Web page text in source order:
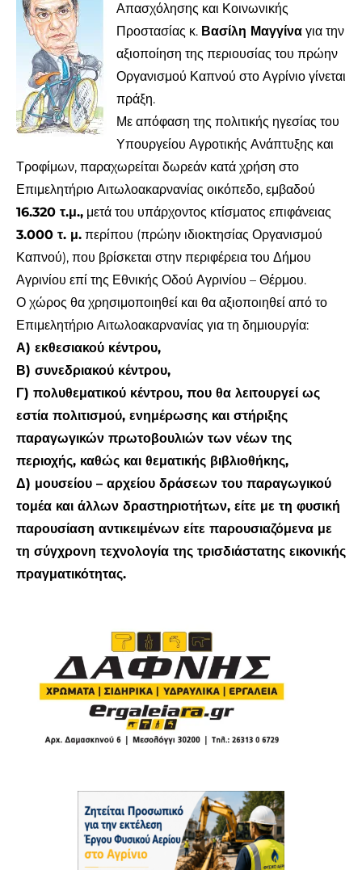
Απασχόλησης και Κοινωνικής
Προστασίας κ. Βασίλη Μαγγίνα για την
αξιοποίηση της περιουσίας του πρώην
Οργανισμού Καπνού στο Αγρίνιο γίνεται
πράξη.
Με απόφαση της πολιτικής ηγεσίας του
Υπουργείου Αγροτικής Ανάπτυξης και
Τροφίμων, παραχωρείται δωρεάν κατά χρήση στο
Επιμελητήριο Αιτωλοακαρνανίας οικόπεδο, εμβαδού
16.320 τ.μ., μετά του υπάρχοντος κτίσματος επιφάνειας
3.000 τ. μ. περίπου (πρώην ιδιοκτησίας Οργανισμού
Καπνού), που βρίσκεται στην περιφέρεια του Δήμου
Αγρινίου επί της Εθνικής Οδού Αγρινίου – Θέρμου.
Ο χώρος θα χρησιμοποιηθεί και θα αξιοποιηθεί από το
Επιμελητήριο Αιτωλοακαρνανίας για τη δημιουργία:
Α) εκθεσιακού κέντρου,
Β) συνεδριακού κέντρου,
Γ) πολυθεματικού κέντρου, που θα λειτουργεί ως
εστία πολιτισμού, ενημέρωσης και στήριξης
παραγωγικών πρωτοβουλιών των νέων της
περιοχής, καθώς και θεματικής βιβλιοθήκης,
Δ) μουσείου – αρχείου δράσεων του παραγωγικού
τομέα και άλλων δραστηριοτήτων, είτε με τη φυσική
παρουσίαση αντικειμένων είτε παρουσιαζόμενα με
τη σύγχρονη τεχνολογία της τρισδιάστατης εικονικής
πραγματικότητας.